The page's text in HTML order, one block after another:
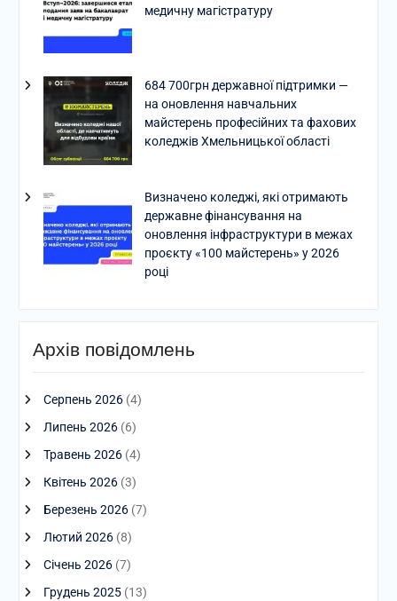
медичну магістратуру
684 700грн державної підтримки —
на оновлення навчальних
майстерень професійних та фахових
коледжів Хмельницької області
Визначено коледжі, які отримають
державне фінансування на
оновлення інфраструктури в межах
проєкту «100 майстерень» у 2026
році
Архів повідомлень
Серпень 2026(4)
Липень 2026(6)
Травень 2026(4)
Квітень 2026(3)
Березень 2026(7)
Лютий 2026(8)
Січень 2026(7)
Грудень 2025(13)